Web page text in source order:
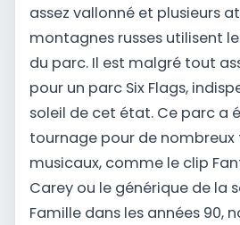
assez vallonné et plusieurs
montagnes russes utilisent
du parc. Il est malgré tout
pour un parc Six Flags,
soleil de cet état. Ce parc a
tournage pour de nombreux
musicaux, comme le clip
Carey ou le générique de la
Famille dans les années 90,